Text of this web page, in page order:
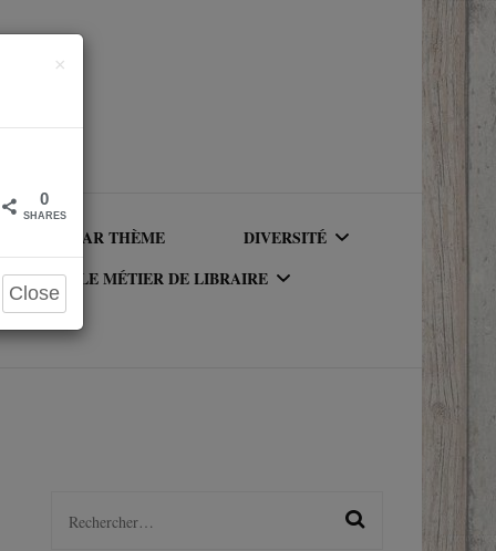
LIRE PAR THÈME DIVERSITÉ
AUTEURICES RACISÉ(E)S
PERSONNAGES RACISÉS
LE MÉTIER DE LIBRAIRE
Rechercher :
×
0
SHARES
Close